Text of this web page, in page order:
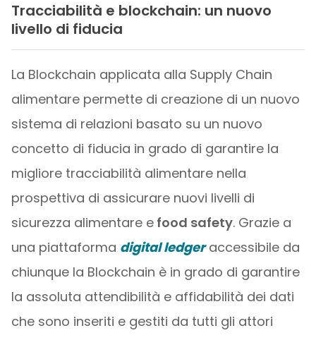
Tracciabilità e blockchain: un nuovo
livello di fiducia
La Blockchain applicata alla Supply Chain
alimentare permette di creazione di un nuovo
sistema di relazioni basato su un nuovo
concetto di fiducia in grado di garantire la
migliore tracciabilità alimentare nella
prospettiva di assicurare nuovi livelli di
sicurezza alimentare efood safety. Grazie a
una piattaforma digital ledgeraccessibile da
chiunque la Blockchain è in grado di garantire
la assoluta attendibilità e affidabilità dei dati
che sono inseriti e gestiti da tutti gli attori